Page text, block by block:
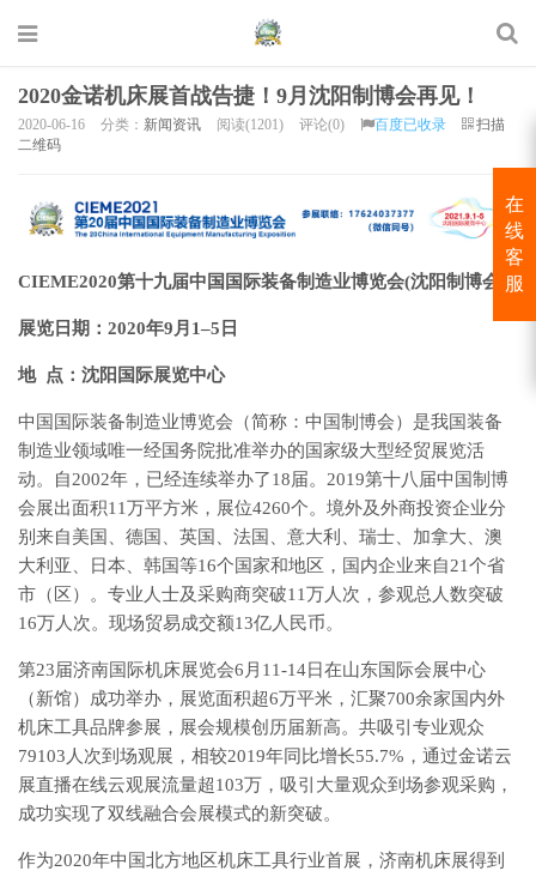
2020金诺机床展首战告捷！9月沈阳制博会再见！
2020-06-16 分类： 新闻资讯 阅读(1201) 评论(0) 百度已收录
扫描
二维码
CIEME2020第十九届中国国际装备制造业博览会(沈阳制博会）
展览日期：2020年9月1–5日
地 点：沈阳国际展览中心
中国国际装备制造业博览会（简称：中国制博会）是我国装备
制造业领域唯一经国务院批准举办的国家级大型经贸展览活
动。自2002年，已经连续举办了18届。2019第十八届中国制博
会展出面积11万平方米，展位4260个。境外及外商投资企业分
别来自美国、德国、英国、法国、意大利、瑞士、加拿大、澳
大利亚、日本、韩国等16个国家和地区，国内企业来自21个省
市（区）。专业人士及采购商突破11万人次，参观总人数突破
16万人次。现场贸易成交额13亿人民币。
第23届济南国际机床展览会6月11-14日在山东国际会展中心
（新馆）成功举办，展览面积超6万平米，汇聚700余家国内外
机床工具品牌参展，展会规模创历届新高。共吸引专业观众
79103人次到场观展，相较2019年同比增长55.7%，通过金诺云
展直播在线云观展流量超103万，吸引大量观众到场参观采购，
成功实现了双线融合会展模式的新突破。
作为2020年中国北方地区机床工具行业首展，济南机床展得到
在
线
客
服